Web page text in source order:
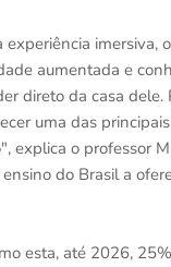
aumentada e
direto da casa dele.
uma das
explica o professor
do Brasil a
esta, até 2026,